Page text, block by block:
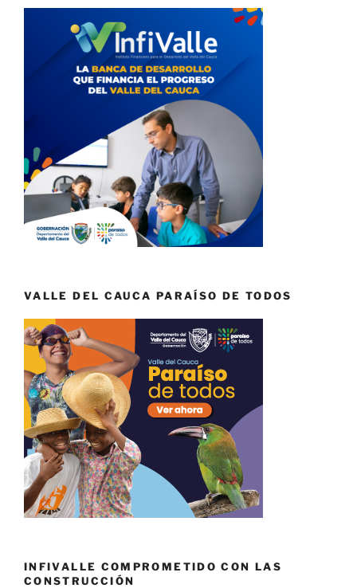
VALLE DEL CAUCA PARAÍSO DE TODOS
INFIVALLE COMPROMETIDO CON LAS
CONSTRUCCIÓN